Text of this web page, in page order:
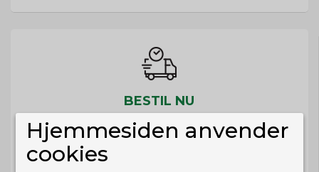
BESTIL NU
så sender vi om
Eller hent i butikken til kl. 17:00
Hjemmesiden anvender
cookies